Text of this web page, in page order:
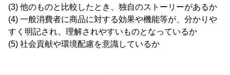
(3) 他のものと比較したとき、独自のストーリーがあるか
(4) 一般消費者に商品に対する効果や機能等が、分かりや
すく明記され、理解されやすいものとなっているか
(5) 社会貢献や環境配慮を意識しているか